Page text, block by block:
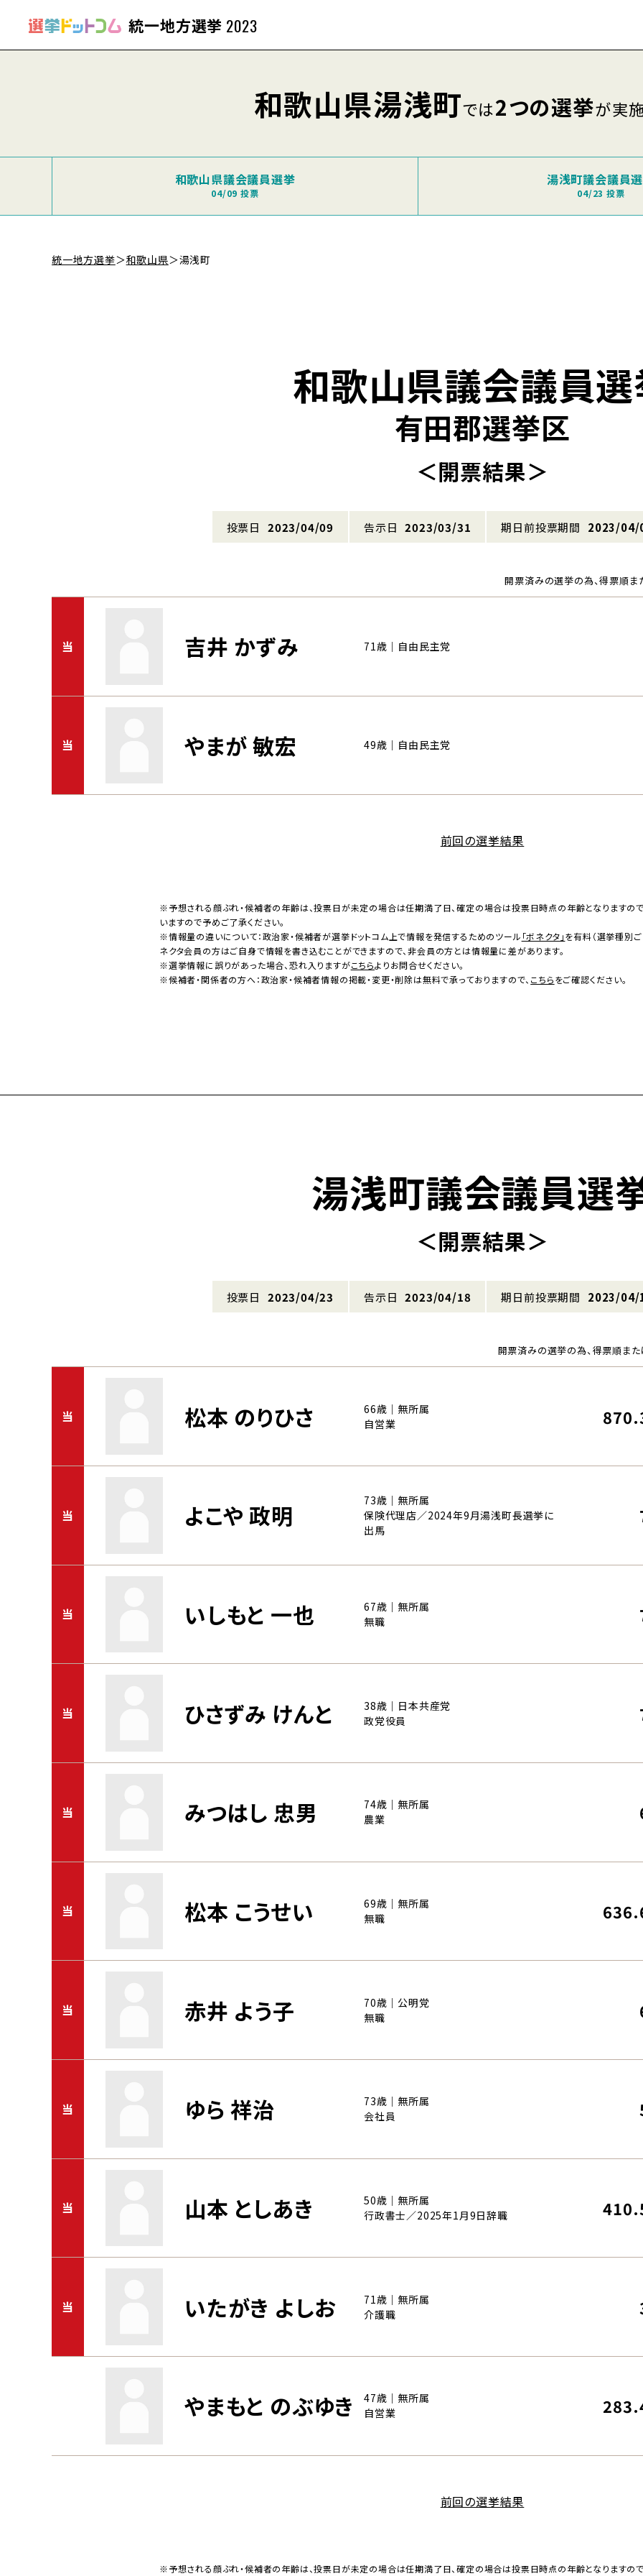
統一地方選挙 2023
和歌山県湯浅町では2つの選挙が実
和歌山県議会議員選挙
04/09 投票
湯浅町議会議員
04/23 投票
統一地方選挙＞和歌山県＞湯浅町
和歌山県議会議員
有田郡選挙区
＜開票結果＞
投票日 2023/04/09 告示日 2023/03/31 期日前投票期間 2023/04/
開票済みの選挙の為、得票順
当 吉井 かずみ 71歳｜自由民主党
当 やまが 敏宏 49歳｜自由民主党
前回の選挙結果
※予想される顔ぶれ・候補者の年齢は、投票日が未定の場合は任期満了日、確定の場合は投票日時点の年齢となります
いますので予めご了承ください。
※情報量の違いについて：政治家・候補者が選挙ドットコム上で情報を発信するためのツール 「ボネクタ」を有料（選挙種別
ネクタ会員の方はご自身で情報を書き込むことができますので、非会員の方とは情報量に差があります。
※選挙情報に誤りがあった場合、恐れ入りますがこちらよりお問合せください。
※候補者・関係者の方へ：政治家・候補者情報の掲載・変更・削除は無料で承っておりますので、 こちらをご確認ください。
湯浅町議会議員選
＜開票結果＞
投票日 2023/04/23 告示日 2023/04/18 期日前投票期間 2023/04/
開票済みの選挙の為、得票順ま
当 松本 のりひさ
66歳｜無所属
自営業
当 よこや 政明
73歳｜無所属
保険代理店／2024年9月湯浅町長選挙に
出馬
当 いしもと 一也
67歳｜無所属
無職
当 ひさずみ けんと
38歳｜日本共産党
政党役員
当 みつはし 忠男
74歳｜無所属
農業
当 松本 こうせい
69歳｜無所属
無職
当 赤井 よう子
70歳｜公明党
無職
当 ゆら 祥治
73歳｜無所属
会社員
当 山本 としあき
50歳｜無所属
行政書士／2025年1月9日辞職
当 いたがき よしお
71歳｜無所属
介護職
やまもと のぶゆき
47歳｜無所属
自営業
前回の選挙結果
※予想される顔ぶれ・候補者の年齢は、投票日が未定の場合は任期満了日、確定の場合は投票日時点の年齢となります